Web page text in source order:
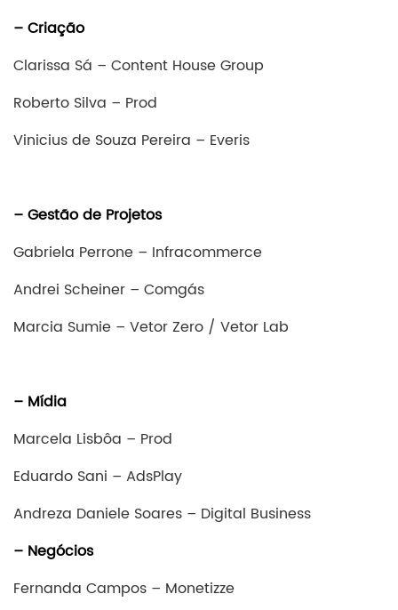
– Criação
Clarissa Sá – Content House Group
Roberto Silva – Prod
Vinicius de Souza Pereira – Everis
– Gestão de Projetos
Gabriela Perrone – Infracommerce
Andrei Scheiner – Comgás
Marcia Sumie – Vetor Zero / Vetor Lab
– Mídia
Marcela Lisbôa – Prod
Eduardo Sani – AdsPlay
Andreza Daniele Soares – Digital Business
– Negócios
Fernanda Campos – Monetizze